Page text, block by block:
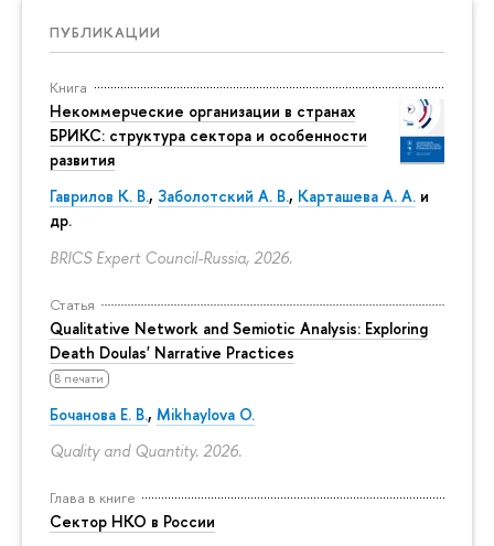
ПУБЛИКАЦИИ
Книга
Некоммерческие организации в странах
БРИКС: структура сектора и особенности
развития
Гаврилов К. В., Заболотский А. В., Карташева А. А. и
др.
BRICS Expert Council-Russia, 2026.
Статья
Qualitative Network and Semiotic Analysis: Exploring
Death Doulas' Narrative Practices
В печати
Бочанова Е. В., Mikhaylova O.
Quality and Quantity. 2026.
Глава в книге
Сектор НКО в России